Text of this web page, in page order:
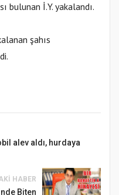
bulunan İ.Y. yakalandı.
şahıs
alev aldı, hurdaya
HABER
Biten